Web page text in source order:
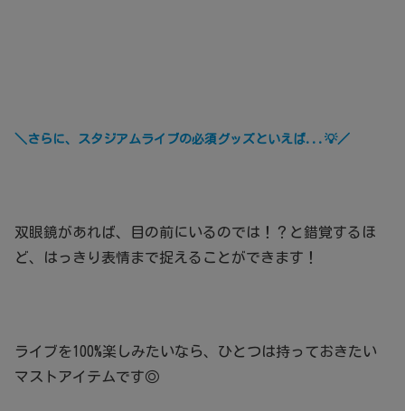
＼さらに、 スタジアムライブの必須グッズといえば. . . 💡／
双眼鏡があれば、目の前にいるのでは！？と錯覚するほ
ど、はっきり表情まで捉えることができます！
ライブを100%楽しみたいなら、ひとつは持っておきたい
マストアイテムです◎